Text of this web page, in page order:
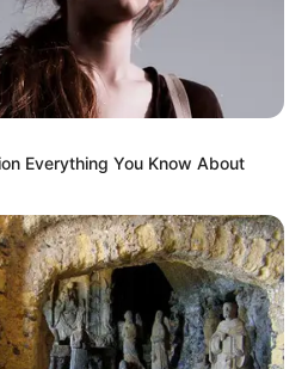
Everything You Know About